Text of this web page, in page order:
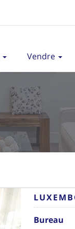
Vendre
Bureau